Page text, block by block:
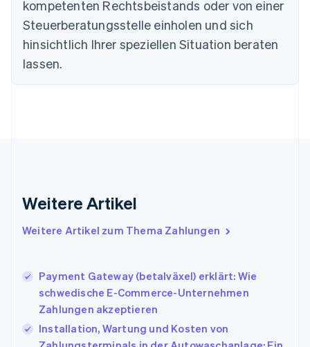
kompetenten Rechtsbeistands oder von einer
Steuerberatungsstelle einholen und sich
hinsichtlich Ihrer speziellen Situation beraten
lassen.
Weitere Artikel
Weitere Artikel zum Thema Zahlungen
Payment Gateway (betalväxel) erklärt: Wie
schwedische E-Commerce-Unternehmen
Zahlungen akzeptieren
Installation, Wartung und Kosten von
Deutschland
DeutschEnglish
English
Festlandchina
Indien
Irland
ItalianoEnglish
Japan
日本語
Kanada
EnglishFrançais